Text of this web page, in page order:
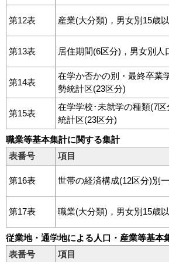
第12表 産業(大分類)，男女別15歳
第13表 居住期間(6区分)，男女別
第14表
在学か否かの別・最終卒
勢統計区(23区分)
第15表
在学学校･未就学の種類(7
統計区(23区分)
職業等基本集計に関する集計
表番号
項目
第16表 世帯の経済構成(12区分)別
第17表 職業(大分類)，男女別15歳
従業地・通学地による人口・産業等基本
表番号
項目